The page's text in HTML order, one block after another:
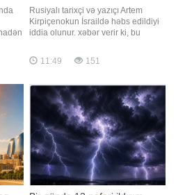
Rusiyalı tarixçi və yazıçı Artem
Kirpiçenokun İsraildə həbs edildiyi
iddia olunur. xəbər verir ki, bu
Dumasının sabiq deputatı Darya
Mitina Telegram kanalında paylaşım
qorxularımız təsdiqləndi. Artem
İvanoviç Kirpiçenok həbsdədir və
11:49 151